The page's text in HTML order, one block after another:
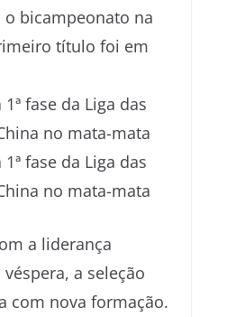
bicampeonato na
título foi em
a liderança
a seleção
com nova formação.